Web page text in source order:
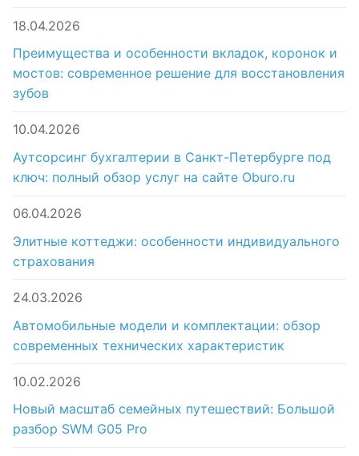
18.04.2026
Преимущества и особенности вкладок, коронок и
мостов: современное решение для восстановления
зубов
10.04.2026
Аутсорсинг бухгалтерии в Санкт-Петербурге под
ключ: полный обзор услуг на сайте Oburo.ru
06.04.2026
Элитные коттеджи: особенности индивидуального
страхования
24.03.2026
Автомобильные модели и комплектации: обзор
современных технических характеристик
10.02.2026
Новый масштаб семейных путешествий: Большой
разбор SWM G05 Pro